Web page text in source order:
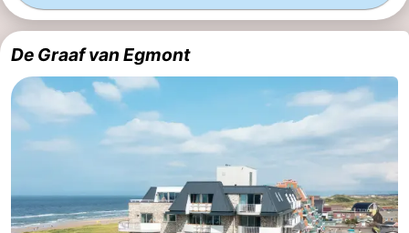
De Graaf van Egmont